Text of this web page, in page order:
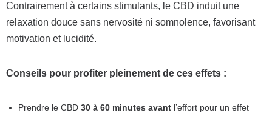
Contrairement à certains stimulants, le CBD induit une
relaxation douce sans nervosité ni somnolence, favorisant
motivation et lucidité.
Conseils pour profiter pleinement de ces effets :
Prendre le CBD 30 à 60 minutes avant l’effort pour un effet